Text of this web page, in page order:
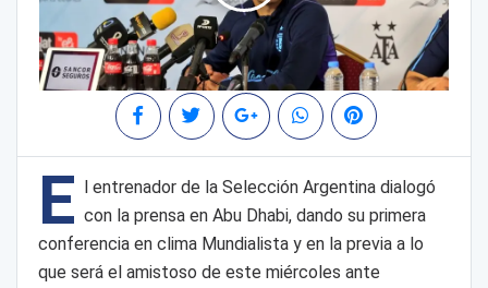
E l entrenador de la Selección Argentina dialogó
con la prensa en Abu Dhabi, dando su primera
conferencia en clima Mundialista y en la previa a lo
que será el amistoso de este miércoles ante